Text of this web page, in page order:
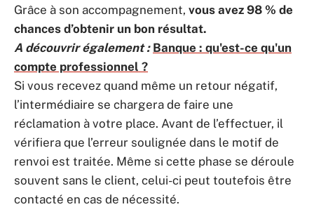
Grâce à son accompagnement, vous avez 98 % de
chances d’obtenir un bon résultat.
A découvrir également : Banque : qu'est-ce qu'un
compte professionnel ?
Si vous recevez quand même un retour négatif,
l’intermédiaire se chargera de faire une
réclamation à votre place. Avant de l’effectuer, il
vérifiera que l’erreur soulignée dans le motif de
renvoi est traitée. Même si cette phase se déroule
souvent sans le client, celui-ci peut toutefois être
contacté en cas de nécessité.